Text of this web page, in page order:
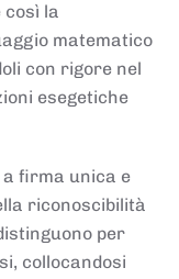
così la
matematico
con rigore nel
esegetiche
firma unica e
riconoscibilità
per
collocandosi